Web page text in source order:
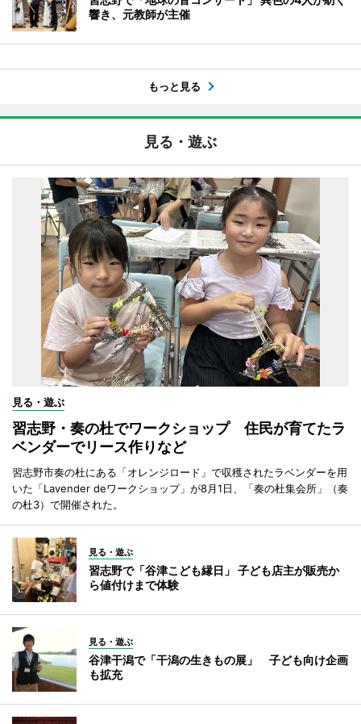
響き、元教師が主催
もっと見る
見る・遊ぶ
見る・遊ぶ
習志野・奏の杜でワークショップ 住民が育てたラ
ベンダーでリース作りなど
習志野市奏の杜にある「オレンジロード」で収穫されたラベンダーを用
いた「Lavender deワークショップ」が8月1日、「奏の杜集会所」（奏
の杜3）で開催された。
見る・遊ぶ
習志野で「谷津こども縁日」 子ども店主が販売か
ら値付けまで体験
見る・遊ぶ
谷津干潟で「干潟の生きもの展」 子ども向け企画
も拡充